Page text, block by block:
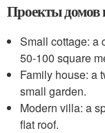
Проекты домов
Small cottage: a
50-100 square
Family house: a
small garden.
Modern villa: a
flat roof.